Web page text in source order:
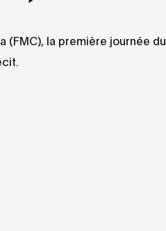
(FMC), la première journée du